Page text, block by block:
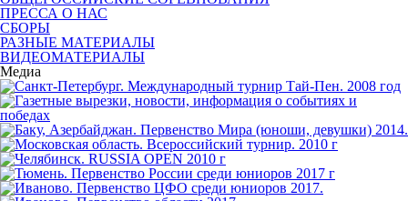
ПРЕССА О НАС
СБОРЫ
РАЗНЫЕ МАТЕРИАЛЫ
ВИДЕОМАТЕРИАЛЫ
Медиа